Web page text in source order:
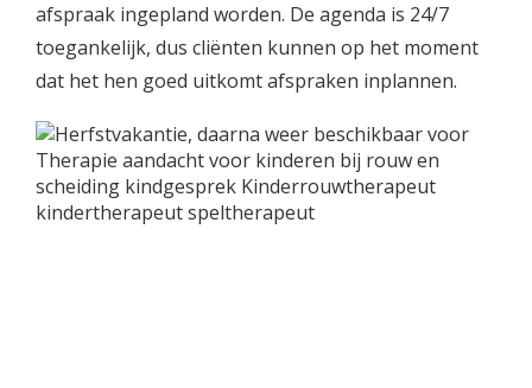
afspraak ingepland worden. De agenda is 24/7
toegankelijk, dus cliënten kunnen op het moment
dat het hen goed uitkomt afspraken inplannen.